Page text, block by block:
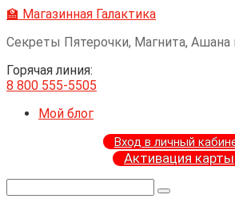
Перейти
контенту
🏫 Магазинная Галактика
Секреты Пятерочки, Магнита,
Горячая линия:
8 800 555-5505
Мой блог
Вход в личный
Активация карты